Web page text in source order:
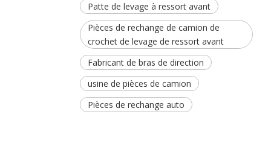
Patte de levage à ressort avant
Pièces de rechange de camion de
crochet de levage de ressort avant
Fabricant de bras de direction
usine de pièces de camion
Pièces de rechange auto